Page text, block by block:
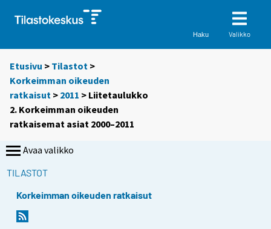
Haku Valikko
Etusivu > Tilastot >
Korkeimman oikeuden
ratkaisut > 2011 > Liitetaulukko
2. Korkeimman oikeuden
ratkaisemat asiat 2000–2011
Avaa valikko
TILASTOT
Korkeimman oikeuden ratkaisut